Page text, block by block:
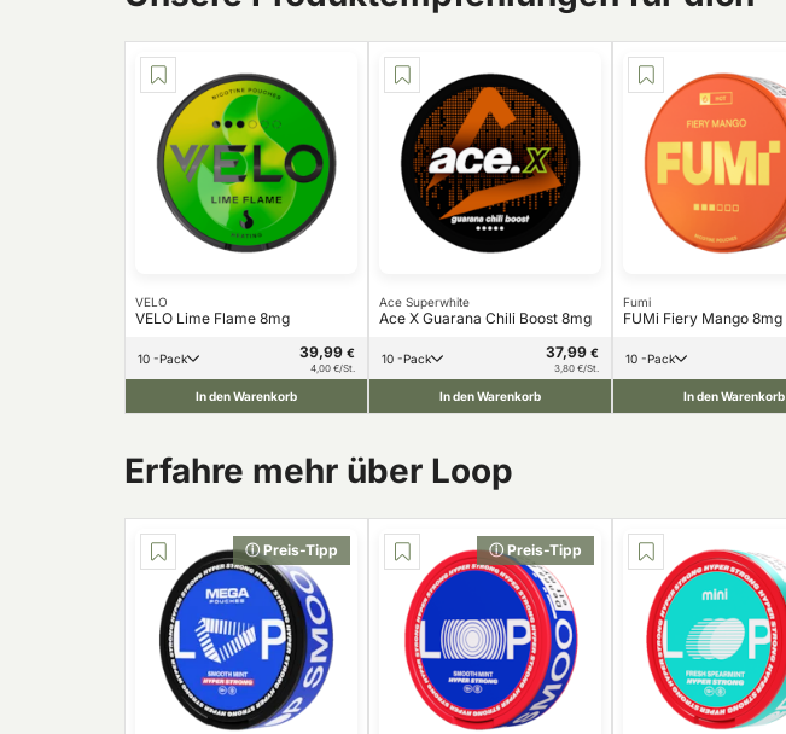
VELO
VELO Lime Flame 8mg
10 -Pack 39,99 €
4,00 €/St.
In den Warenkorb
Ace Superwhite
Ace X Guarana Chili Boost 8mg
10 -Pack 37,99 €
3,80 €/St.
In den Warenkorb
Fumi
FUMi Fiery Mango 8mg
10 -Pack
In den Warenkorb
Erfahre mehr über Loop
ⓘ Preis-Tipp ⓘ Preis-Tipp